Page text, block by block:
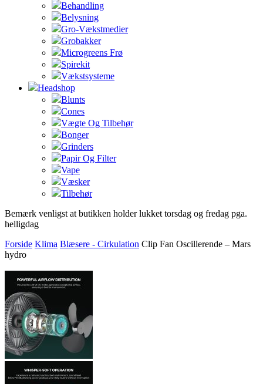
Behandling
Belysning
Gro-Vækstmedier
Grobakker
Microgreens Frø
Spirekit
Vækstsysteme
Headshop
Blunts
Cones
Vægte Og Tilbehør
Bonger
Grinders
Papir Og Filter
Vape
Væsker
Tilbehør
Bemærk venligst at butikken holder lukket torsdag og fredag pga.
helligdag
Forside Klima Blæsere - Cirkulation Clip Fan Oscillerende – Mars
hydro